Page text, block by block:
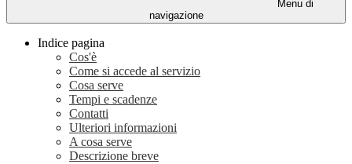
Menu di
navigazione
Indice pagina
Cos'è
Come si accede al servizio
Cosa serve
Tempi e scadenze
Contatti
Ulteriori informazioni
A cosa serve
Descrizione breve